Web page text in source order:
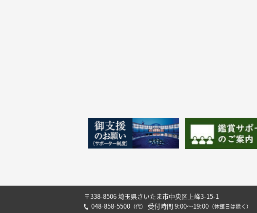
〒338-8506 埼玉県さいたま市中央区上峰3-15-1
048-858-5500 （代） 受付時間 9:00～19:00 （休館日は除く）